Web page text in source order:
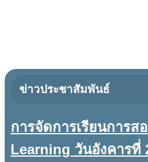
ข่าวประชาสัมพันธ์
การจัดการเรียนการส
Learning วันอังคารที่